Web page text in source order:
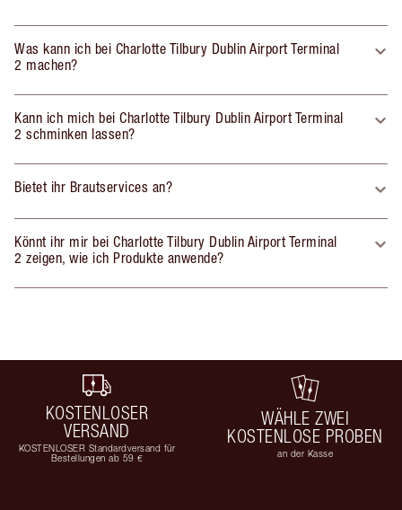
Was kann ich bei Charlotte Tilbury Dublin Airport Terminal
2 machen?
Kann ich mich bei Charlotte Tilbury Dublin Airport Terminal
2 schminken lassen?
Bietet ihr Brautservices an?
Könnt ihr mir bei Charlotte Tilbury Dublin Airport Terminal
2 zeigen, wie ich Produkte anwende?
KOSTENLOSER
VERSAND
KOSTENLOSER Standardversand für
Bestellungen ab 59 €
WÄHLE ZWEI
KOSTENLOSE PROBEN
an der Kasse